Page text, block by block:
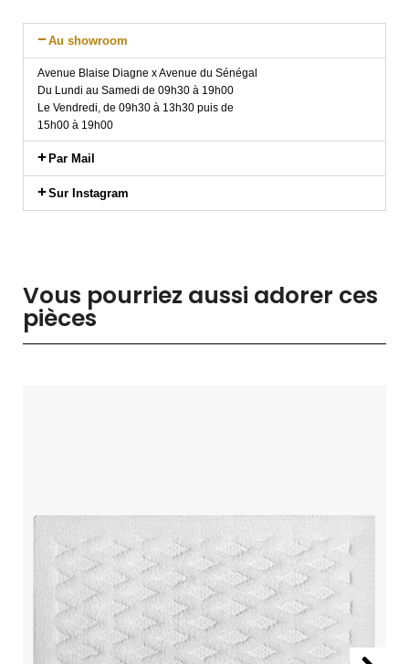
Au showroom
Avenue Blaise Diagne x Avenue du Sénégal
Du Lundi au Samedi de 09h30 à 19h00
Le Vendredi, de 09h30 à 13h30 puis de
15h00 à 19h00
Par Mail
Sur Instagram
Vous pourriez aussi adorer ces
pièces